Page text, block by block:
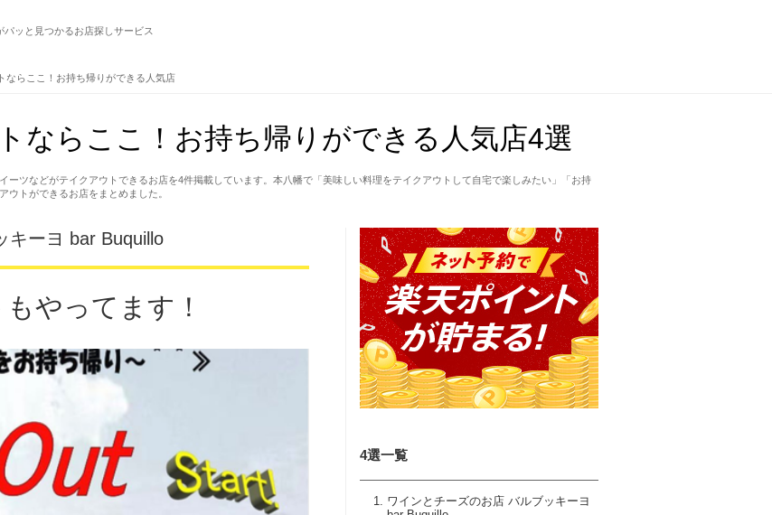
パッと見つかるお店探しサービス
ならここ！お持ち帰りができる人気店
ならここ！お持ち帰りができる人気店4選
ーツなどがテイクアウトできるお店を4件掲載しています。本八幡で「美味しい料理をテイクアウトして自宅で楽しみたい」「お持
ウトができるお店をまとめました。
4選一覧
ワインとチーズのお店 バルブッキーヨ
キーヨ bar Buquillo
やってます！